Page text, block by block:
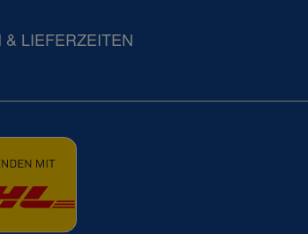
LIEFERZEITEN